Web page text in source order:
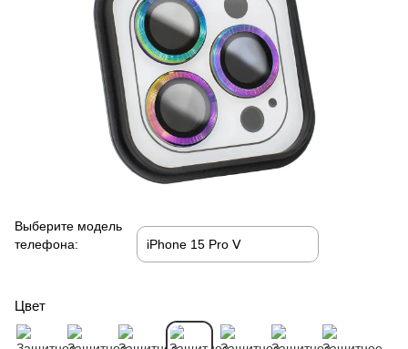
Выберите модель
телефона:
Цвет